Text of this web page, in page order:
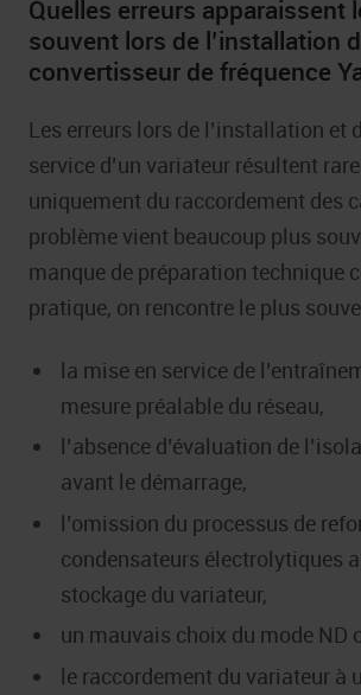
Quelles erreurs apparaissent
souvent lors de l’installation
convertisseur de fréquence
Les erreurs lors de l’installation et
service d’un variateur résultent
uniquement du raccordement des
problème vient beaucoup plus
manque de préparation technique
pratique, on rencontre le plus
la mise en service de
mesure préalable du réseau,
l’absence d’évaluation de
avant le démarrage,
l’omission du processus de
condensateurs électrolytiques
stockage du variateur,
un mauvais choix du mode ND
le raccordement du variateur à